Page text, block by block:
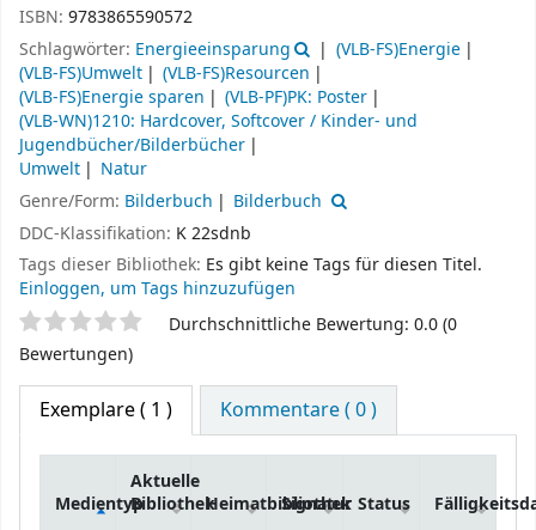
ISBN: 9783865590572
Schlagwörter: Energieeinsparung
(VLB-FS)Energie
(VLB-FS)Umwelt
(VLB-FS)Resourcen
(VLB-FS)Energie sparen
(VLB-PF)PK: Poster
(VLB-WN)1210: Hardcover, Softcover / Kinder- und
Jugendbücher/Bilderbücher
Umwelt
Natur
Genre/Form: Bilderbuch
Bilderbuch
DDC-Klassifikation: K 22sdnb
Tags dieser Bibliothek: Es gibt keine Tags für diesen Titel.
Einloggen, um Tags hinzuzufügen
SternchenbewertungDurchschnittliche Bewertung: 0.0 (0
Bewertungen)
Exemplare( 1 ) Kommentare ( 0 )
Medientyp
Aktuelle
BibliothekHeimatbibliothek
Signatur Status